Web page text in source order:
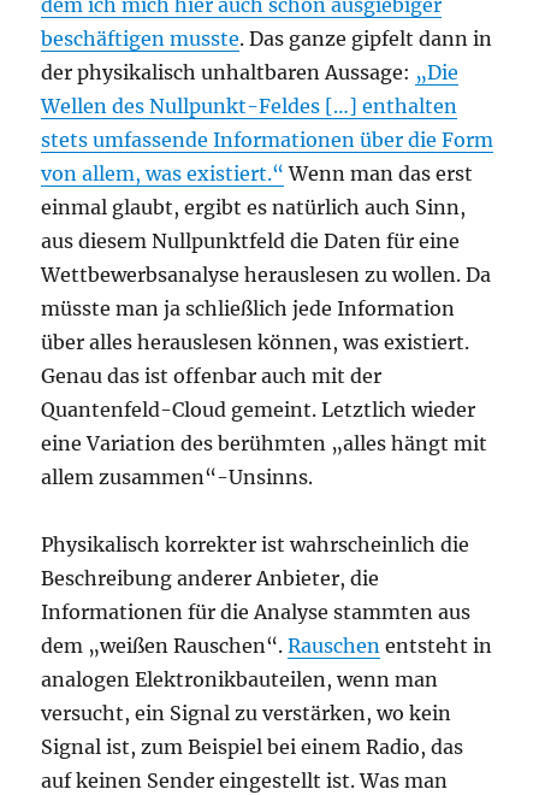
dem ich mich hier auch schon ausgiebiger
beschäftigen musste. Das ganze gipfelt dann in
der physikalisch unhaltbaren Aussage: „Die
Wellen des Nullpunkt-Feldes […] enthalten
stets umfassende Informationen über die Form
von allem, was existiert.“ Wenn man das erst
einmal glaubt, ergibt es natürlich auch Sinn,
aus diesem Nullpunktfeld die Daten für eine
Wettbewerbsanalyse herauslesen zu wollen. Da
müsste man ja schließlich jede Information
über alles herauslesen können, was existiert.
Genau das ist offenbar auch mit der
Quantenfeld-Cloud gemeint. Letztlich wieder
eine Variation des berühmten „alles hängt mit
allem zusammen“-Unsinns.
Physikalisch korrekter ist wahrscheinlich die
Beschreibung anderer Anbieter, die
Informationen für die Analyse stammten aus
dem „weißen Rauschen“.Rauschen entsteht in
analogen Elektronikbauteilen, wenn man
versucht, ein Signal zu verstärken, wo kein
Signal ist, zum Beispiel bei einem Radio, das
auf keinen Sender eingestellt ist. Was man